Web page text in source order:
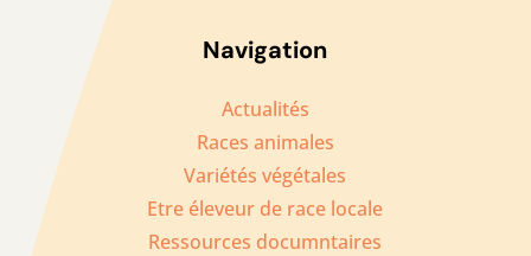
Navigation
Actualités
Races animales
Variétés végétales
Etre éleveur de race locale
Ressources documntaires